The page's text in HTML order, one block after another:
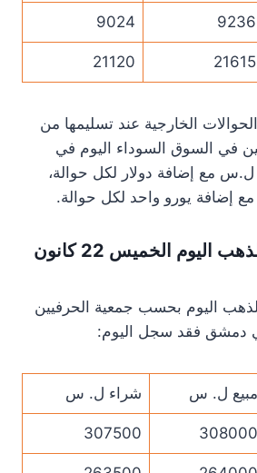
9236
9024
21615
21120
الخارجية عند تسليمها من
في السوق السوداء اليوم في
محافظة درعا 6270 ل.س مع إضافة دولار لكل حوالة،
السعر الرسمي للذهب اليوم الخميس 22 كانون
اليوم بحسب جمعية الحرفيين
دمشق فقد سجل اليوم:
مبيع ل. س شراء ل. س
308000
307500